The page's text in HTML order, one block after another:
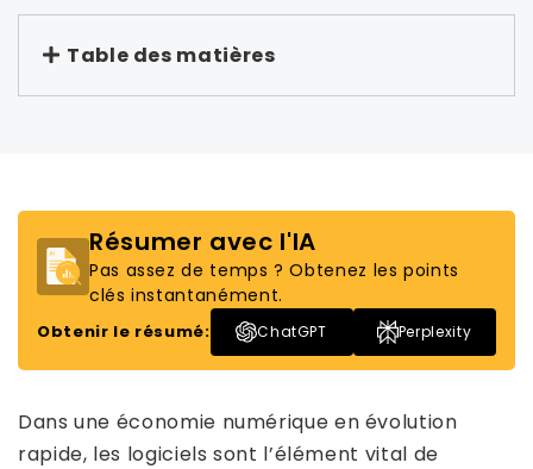
Table des matières
Résumer avec l'IA
Pas assez de temps ? Obtenez les points
clés instantanément.
Obtenir le résumé: ChatGPT Perplexity
Dans une économie numérique en évolution
rapide, les logiciels sont l’élément vital de